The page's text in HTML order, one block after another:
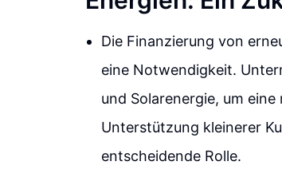
Die Finanzierung von
eine Notwendigkeit.
und Solarenergie, um
Unterstützung kleinerer
entscheidende Rolle.